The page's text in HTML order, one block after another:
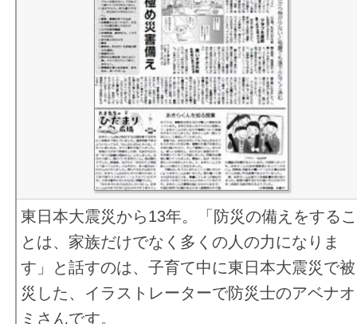
東日本大震災から13年。「防災の備えをするこ
とは、家族だけでなく多くの人の力になりま
す」と話すのは、子育て中に東日本大震災で被
災した、イラストレーターで防災士のアベナオ
ミさんです。